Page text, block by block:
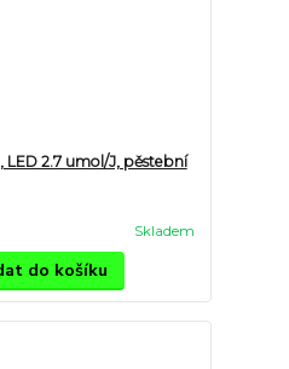
LED 2.7 umol/J, pěstební
Skladem
do košíku